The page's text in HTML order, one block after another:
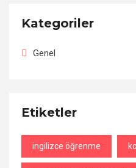
Kategoriler
Genel
Etiketler
ingilizce öğrenme